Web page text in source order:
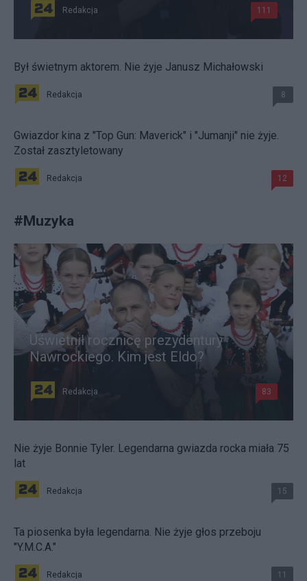
Redakcja 111
Był świetnym aktorem. Nie żyje Janusz Michałowski
Redakcja 8
Gwiazdor kina z "Top Gun: Maverick" i "Jumanji" nie żyje.
Został zasztyletowany
Redakcja 12
#Muzyka
Uświetnił rocznicę prezydentury
Nawrockiego. Kim jest Eldo?
Redakcja 83
Nie żyje Bonnie Tyler. Legendarna gwiazda rocka miała 75
lat
Redakcja 15
Ta piosenka była legendarna. Nie żyje głos przeboju
"Y.M.C.A."
Redakcja 11